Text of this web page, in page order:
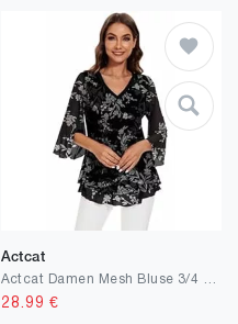
Actcat
28.99 €